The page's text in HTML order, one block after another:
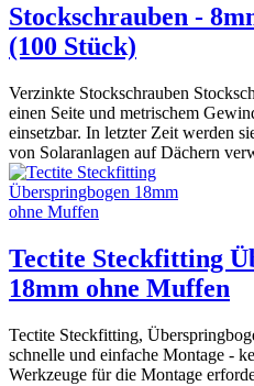
Stockschrauben -
(100 Stück)
Verzinkte Stockschrauben
einen Seite und metrischem
einsetzbar. In letzter Zeit werden
von Solaranlagen auf Dächern
Tectite Steckfitting
18mm ohne Muffen
Tectite Steckfitting,
schnelle und einfache Montage -
Werkzeuge für die Montage